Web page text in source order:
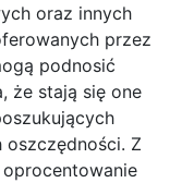
oraz innych
przez
podnosić
że stają się one
oszczędności. Z
oprocentowanie